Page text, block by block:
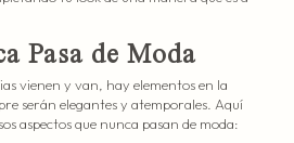
Pasa de Moda
vienen y van, hay elementos en la
serán elegantes y atemporales. Aquí
aspectos que nunca pasan de moda: